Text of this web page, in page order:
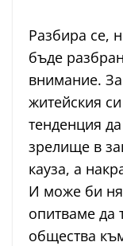
Разбира се,
бъде
внимание.
житейския
тенденция
зрелище в
кауза, а
И може би
опитваме да
общества